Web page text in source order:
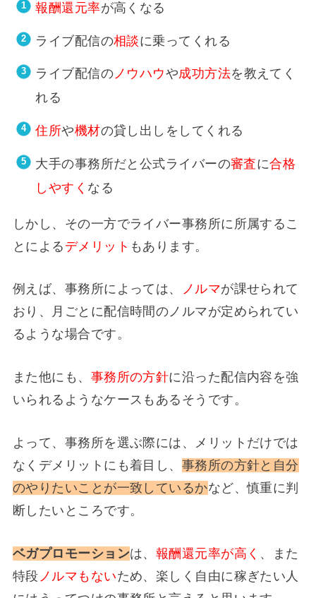
報酬還元率が高くなる
ライブ配信の相談に乗ってくれる
ライブ配信のノウハウや成功方法を教えてく
れる
住所や機材の貸し出しをしてくれる
大手の事務所だと公式ライバーの審査に合格
しやすく なる
しかし、その一方でライバー事務所に所属するこ
とによる デメリット もあります。
例えば、事務所によっては、 ノルマが課せられて
おり、月ごとに配信時間のノルマが定められてい
るような場合です。
また他にも、 事務所の方針に沿った配信内容を強
いられるようなケースもあるそうです。
よって、事務所を選ぶ際には、メリットだけでは
なくデメリットにも着目し、 事務所の方針と自分
のやりたいことが一致しているかなど、慎重に判
断したいところです。
ベガプロモーションは、 報酬還元率が高く 、また
特段 ノルマもないため、楽しく自由に稼ぎたい人